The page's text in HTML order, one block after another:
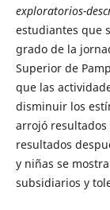
exploratorios-
estudiantes que
grado de la
Superior de
que las
disminuir los
arrojó resultados
resultados
y niñas se
subsidiarios y